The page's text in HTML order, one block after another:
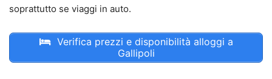
soprattutto se viaggi in auto.
Verifica prezzi e disponibilità alloggi a
Gallipoli